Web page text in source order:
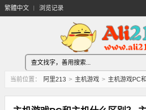
繁體中文 浏览记录
当前位置： 阿里213 > 主机游戏 > 主机游戏PC和主机